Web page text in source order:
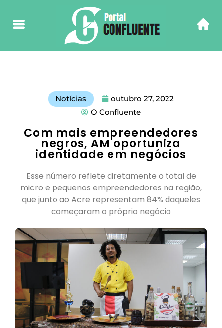
Notícias
outubro 27, 2022
O Confluente
Com mais empreendedores
negros, AM oportuniza
identidade em negócios
Esse número reflete diretamente o total de
micro e pequenos empreendedores na região,
que junto ao Acre representam 84% daqueles
começaram o próprio negócio